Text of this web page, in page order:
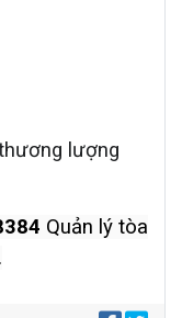
lượng
Quản lý tòa